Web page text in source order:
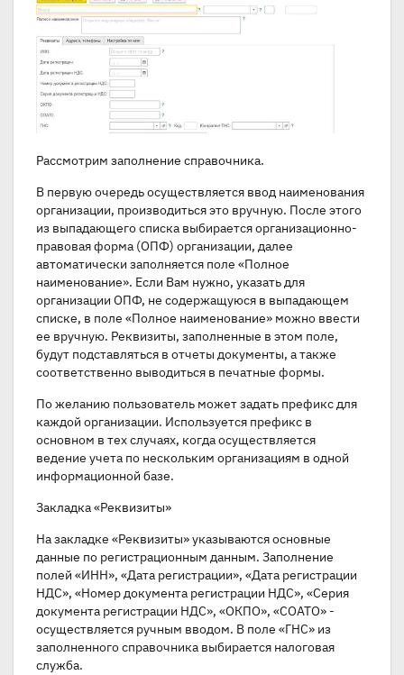
Рассмотрим заполнение справочника.
В первую очередь осуществляется ввод наименования
организации, производиться это вручную. После этого
из выпадающего списка выбирается организационно-
правовая форма (ОПФ) организации, далее
автоматически заполняется поле «Полное
наименование». Если Вам нужно, указать для
организации ОПФ, не содержащуюся в выпадающем
списке, в поле «Полное наименование» можно ввести
ее вручную. Реквизиты, заполненные в этом поле,
будут подставляться в отчеты документы, а также
соответственно выводиться в печатные формы.
По желанию пользователь может задать префикс для
каждой организации. Используется префикс в
основном в тех случаях, когда осуществляется
ведение учета по нескольким организациям в одной
информационной базе.
Закладка «Реквизиты»
На закладке «Реквизиты» указываются основные
данные по регистрационным данным. Заполнение
полей «ИНН», «Дата регистрации», «Дата регистрации
НДС», «Номер документа регистрации НДС», «Серия
документа регистрации НДС», «ОКПО», «COATO» -
осуществляется ручным вводом. В поле «ГНС» из
заполненного справочника выбирается налоговая
служба.